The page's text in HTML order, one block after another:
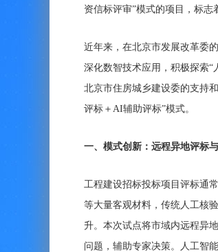
资信标评审”模式的项目，标志
近年来，在北京市发展改革委
深化数智技术应用，积极探索
北京市住房城乡建设委的支持
评标＋AI辅助评标”模式。
一、模式创新：远程异地评标
工程建设招标投标项目评标通
等大量客观材料，传统人工核
升。本次试点将市域内远程异
问题，辅助专家决策。人工智